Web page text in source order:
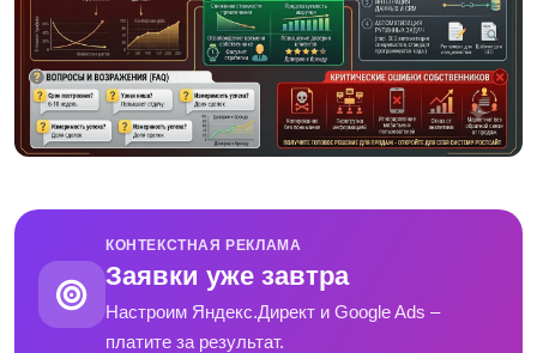
КОНТЕКСТНАЯ РЕКЛАМА
Заявки уже завтра
Настроим Яндекс.Директ и Google Ads –
платите за результат.